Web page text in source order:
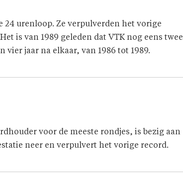
24 urenloop. Ze verpulverden het vorige
is van 1989 geleden dat VTK nog eens twee
jaar na elkaar, van 1986 tot 1989.
voor de meeste rondjes, is bezig aan
neer en verpulvert het vorige record.